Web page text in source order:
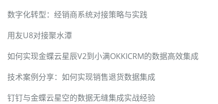
数字化转型：经销商系统对接策略与实践
用友U8对接聚水潭
如何实现金蝶云星辰V2到小满OKKICRM的数据高效集成
技术案例分享：如何实现销售退货数据集成
钉钉与金蝶云星空的数据无缝集成实战经验